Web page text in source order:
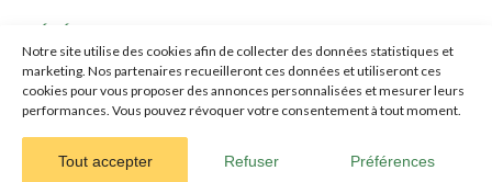
Notre site utilise des cookies afin de collecter des données statistiques et
marketing. Nos partenaires recueilleront ces données et utiliseront ces
cookies pour vous proposer des annonces personnalisées et mesurer leurs
performances. Vous pouvez révoquer votre consentement à tout moment.
Tout accepter Refuser Préférences
Médiation
Assurance annulation
CGV
04 92 97 23 92